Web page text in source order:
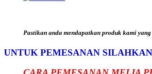
Pastikan anda mendapatkan produk kami yang
UNTUK PEMESANAN